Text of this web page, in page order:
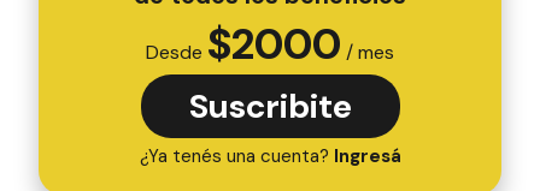
Desde $2000 / mes
Suscribite
¿Ya tenés una cuenta? Ingresá